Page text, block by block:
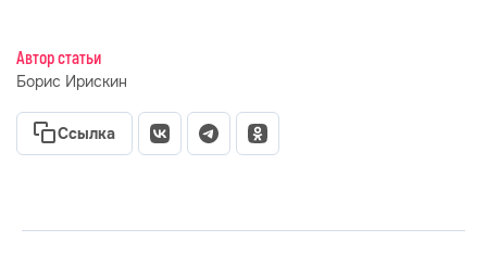
Автор статьи
Борис Ирискин
Ссылка